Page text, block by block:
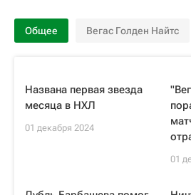
Общее Вегас Голден Найтс
Названа первая звезда
месяца в НХЛ
01 декабря 2024
01